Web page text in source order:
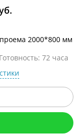
2000*800 мм
72 часа